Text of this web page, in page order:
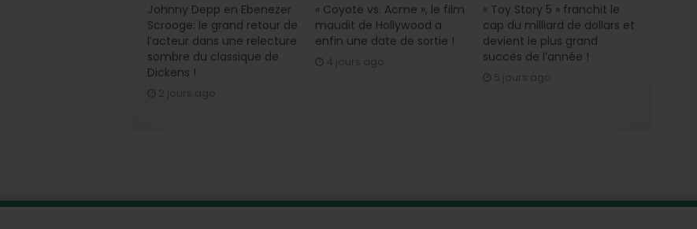
Johnny Depp en Ebenezer
Scrooge: le grand retour de
l’acteur dans une relecture
sombre du classique de
Dickens !
2 jours ago
« Coyote vs. Acme », le film
maudit de Hollywood a
enfin une date de sortie !
4 jours ago
« Toy Story 5 » franchit le
cap du milliard de dollars et
devient le plus grand
succès de l’année !
5 jours ago